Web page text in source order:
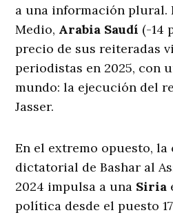
a una información plural.
Medio, Arabia Saudí (-14
precio de sus reiteradas
periodistas en 2025, con
mundo: la ejecución del
Jasser.
En el extremo opuesto,
dictatorial de Bashar al
2024 impulsa a una Siria
política desde el puesto